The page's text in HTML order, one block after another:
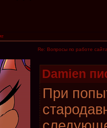
Re: Вопросы по работе
Damien
При